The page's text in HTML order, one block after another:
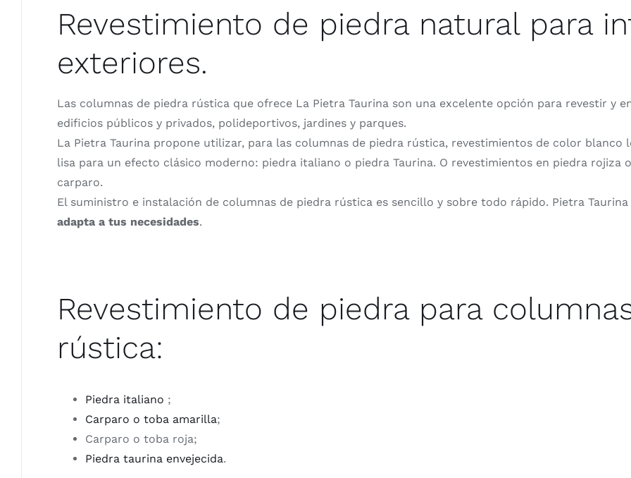
Revestimiento de piedra natural para
exteriores.
Las columnas de piedra rústica que ofrece La Pietra Taurina son una excelente opción para revestir y
edificios públicos y privados, polideportivos, jardines y parques.
La Pietra Taurina propone utilizar, para las columnas de piedra rústica, revestimientos de color
lisa para un efecto clásico moderno: piedra italiano o piedra Taurina. O revestimientos en piedra rojiza
carparo.
El suministro e instalación de columnas de piedra rústica es sencillo y sobre todo rápido. Pietra
adapta a tus necesidades.
Revestimiento de piedra para
rústica:
Piedra italiano ;
Carparo o toba amarilla;
Carparo o toba roja;
Piedra taurina envejecida.